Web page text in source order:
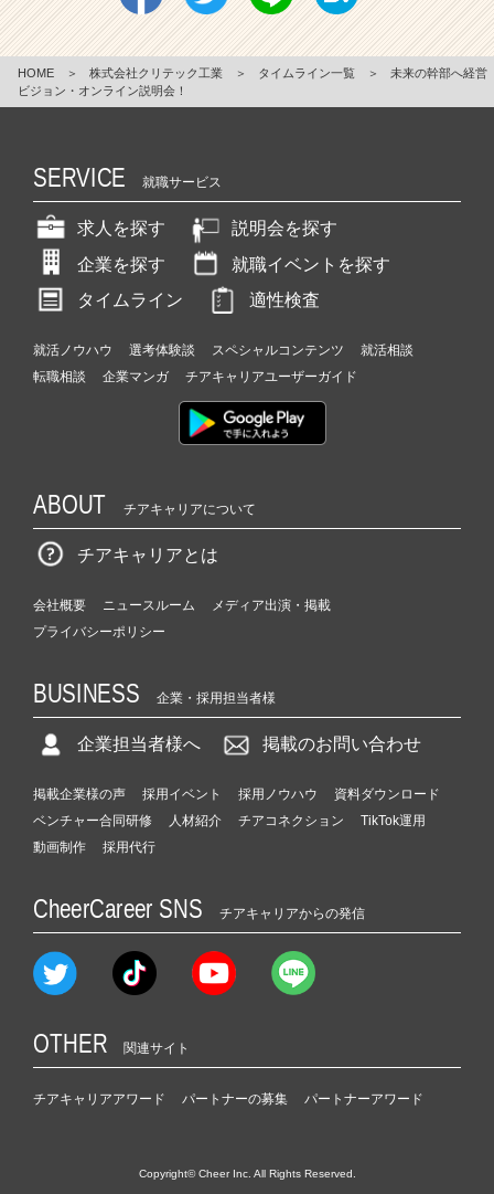
HOME ＞ 株式会社クリテック工業 ＞ タイムライン一覧 ＞
未来の幹部へ経営
ビジョン・オンライン説明会！
SERVICE 就職サービス
求人を探す
説明会を探す
企業を探す
就職イベントを探す
タイムライン
適性検査
就活ノウハウ 選考体験談 スペシャルコンテンツ
就活相談
転職相談
企業マンガ チアキャリアユーザーガイド
ABOUT チアキャリアについて
チアキャリアとは
会社概要 ニュースルーム
メディア出演・掲載
プライバシーポリシー
BUSINESS 企業・採用担当者様
企業担当者様へ 掲載のお問い合わせ
掲載企業様の声 採用イベント 採用ノウハウ
資料ダウンロード
ベンチャー合同研修
人材紹介 チアコネクション
TikTok運用
動画制作
採用代行
CheerCareer SNS チアキャリアからの発信
OTHER 関連サイト
チアキャリアアワード パートナーの募集 パートナーアワード
Copyright© Cheer Inc. All Rights Reserved.